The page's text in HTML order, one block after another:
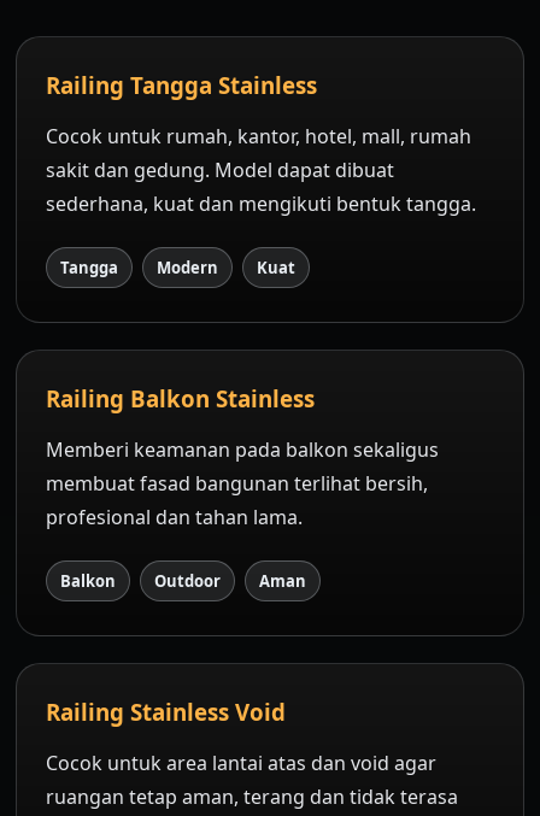
Railing Tangga Stainless
Cocok untuk rumah, kantor, hotel, mall, rumah
sakit dan gedung. Model dapat dibuat
sederhana, kuat dan mengikuti bentuk tangga.
Tangga Modern Kuat
Railing Balkon Stainless
Memberi keamanan pada balkon sekaligus
membuat fasad bangunan terlihat bersih,
profesional dan tahan lama.
Balkon Outdoor Aman
Railing Stainless Void
Cocok untuk area lantai atas dan void agar
ruangan tetap aman, terang dan tidak terasa